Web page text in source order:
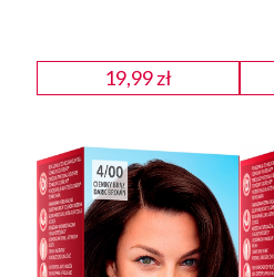
19,99zł